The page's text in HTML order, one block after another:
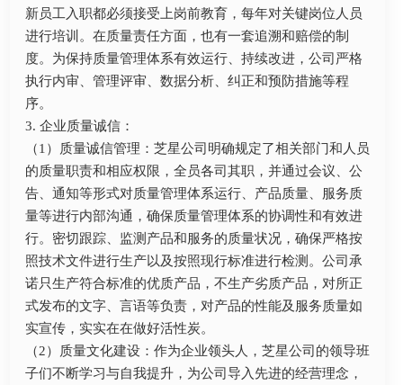
新员工入职都必须接受上岗前教育，每年对关键岗位人员
进行培训。在质量责任方面，也有一套追溯和赔偿的制
度。为保持质量管理体系有效运行、持续改进，公司严格
执行内审、管理评审、数据分析、纠正和预防措施等程
序。
3. 企业质量诚信：
（1）质量诚信管理：芝星公司明确规定了相关部门和人员
的质量职责和相应权限，全员各司其职，并通过会议、公
告、通知等形式对质量管理体系运行、产品质量、服务质
量等进行内部沟通，确保质量管理体系的协调性和有效进
行。密切跟踪、监测产品和服务的质量状况，确保严格按
照技术文件进行生产以及按照现行标准进行检测。公司承
诺只生产符合标准的优质产品，不生产劣质产品，对所正
式发布的文字、言语等负责，对产品的性能及服务质量如
实宣传，实实在在做好活性炭。
（2）质量文化建设：作为企业领头人，芝星公司的领导班
子们不断学习与自我提升，为公司导入先进的经营理念，